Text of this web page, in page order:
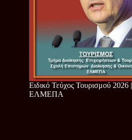
Ειδικό Τεύχος Τουρισμού 2026 |
ΕΛΜΕΠΑ